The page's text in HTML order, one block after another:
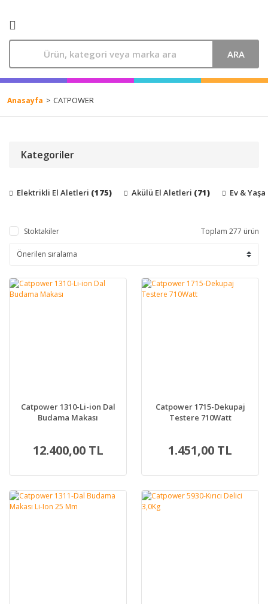
ARA
Anasayfa CATPOWER
Kategoriler
Elektrikli El Aletleri (175) Akülü El Aletleri (71) Ev &
Stoktakiler Toplam 277 ürün
Catpower 1310-Li-ion Dal
Budama Makası
12.400,00 TL
Catpower 1715-Dekupaj
Testere 710Watt
1.451,00 TL